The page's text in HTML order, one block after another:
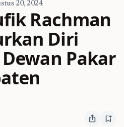
20, 2024
Rachman
Diri
Pakar
ios_share bookmark_add